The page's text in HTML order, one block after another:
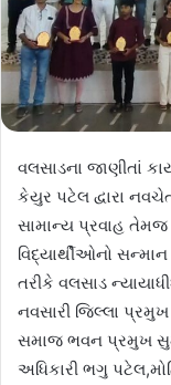
વલસાડના જાણીતાં
કેયુર પટેલ દ્વારા
સામાન્ય પ્રવાહ તેમજ
વિદ્યાર્થીઓનો
તરીકે વલસાડ
નવસારી જિલ્લા
સમાજ ભવન પ્રમુખ
અધિકારી ભગુ